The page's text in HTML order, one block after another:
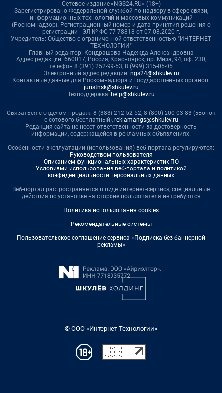
Сетевое издание «NGS24.RU» (18+)
Зарегистрировано Федеральной службой по надзору в сфере связи,
информационных технологий и массовых коммуникаций
(Роскомнадзор). Регистрационный номер и дата принятия решения о
регистрации - ЭЛ № ФС 77-78818 от 07.08.2020 г.
Учредитель: Общество с ограниченной ответственностью "ИНТЕРНЕТ
ТЕХНОЛОГИИ"
Главный редактор: Кондрашова Надежда Александровна
Адрес редакции: 660017, Россия, Красноярск, пр. Мира, 94, оф. 230,
телефон 8 (391) 252-99-53, 8 (999) 315-05-05
Электронный адрес редакции: ngs24@shkulev.ru
Контактные данные для Роскомнадзора и государственных органов:
juristnsk@shkulev.ru
Техподдержка: help@shkulev.ru
Связаться с отделом продаж: 8 (383) 212-52-52, 8 (800) 200-03-83 (звонок
с сотового бесплатный), reklamangs@shkulev.ru
Редакция сайта не несет ответственности за достоверность
информации, содержащейся в рекламных объявлениях.
Особенности эксплуатации (использования) веб-портала регулируются:
Руководством пользователя
Описанием функциональных характеристик ПО
Условиями использования веб-портала и политикой
конфиденциальности персональных данных
Веб-портал распространяется в виде интернет-сервиса, специальные
действия по установке на стороне пользователя не требуются
Политика использования cookies
Рекомендательные системы
Пользовательское соглашение сервиса «Подписка без баннерной
рекламы»
© ООО «Интернет Технологии»